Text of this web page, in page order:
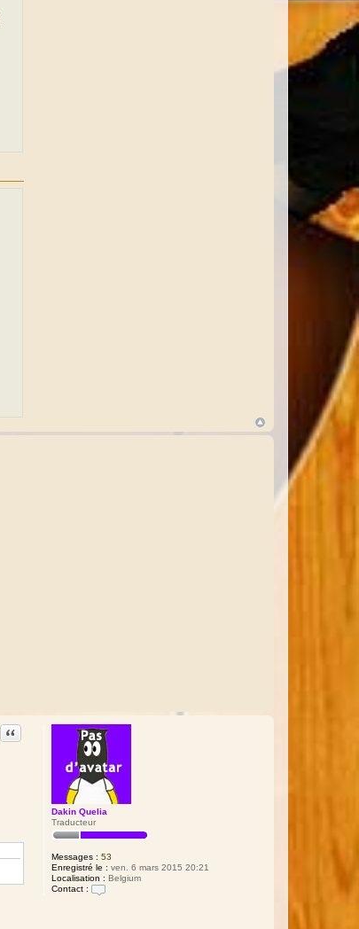
Dakin Quelia
Traducteur
Messages : 53
Enregistré le : ven. 6 mars 2015 20:21
Localisation : Belgium
Contact :
Citation